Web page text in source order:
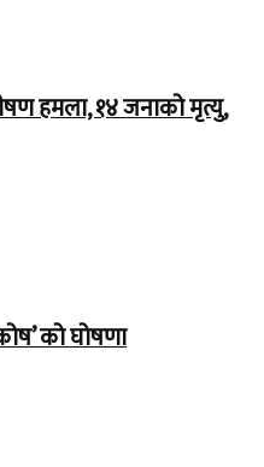
हमला, १४ जनाको मृत्यु,
को घोषणा